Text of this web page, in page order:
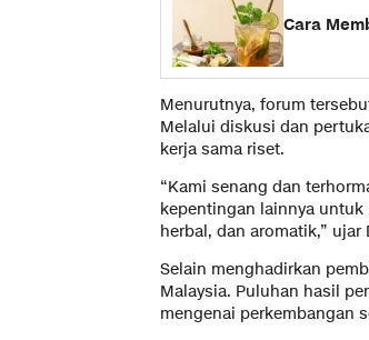
Cara
Menurutnya, forum
Melalui diskusi dan
kerja sama riset.
“Kami senang dan
kepentingan lainnya untuk
herbal, dan aromatik,” ujar
Selain menghadirkan
Malaysia. Puluhan hasil
mengenai perkembangan